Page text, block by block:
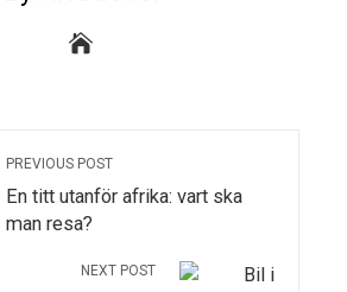
PREVIOUS POST
En titt utanför afrika: vart ska
man resa?
NEXT POST